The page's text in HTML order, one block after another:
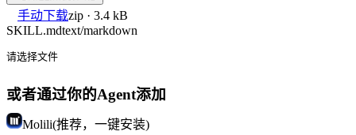
手动下载zip · 3.4 kB
SKILL.mdtext/markdown
请选择文件
或者通过你的Agent添加
Molili(推荐，一键安装)